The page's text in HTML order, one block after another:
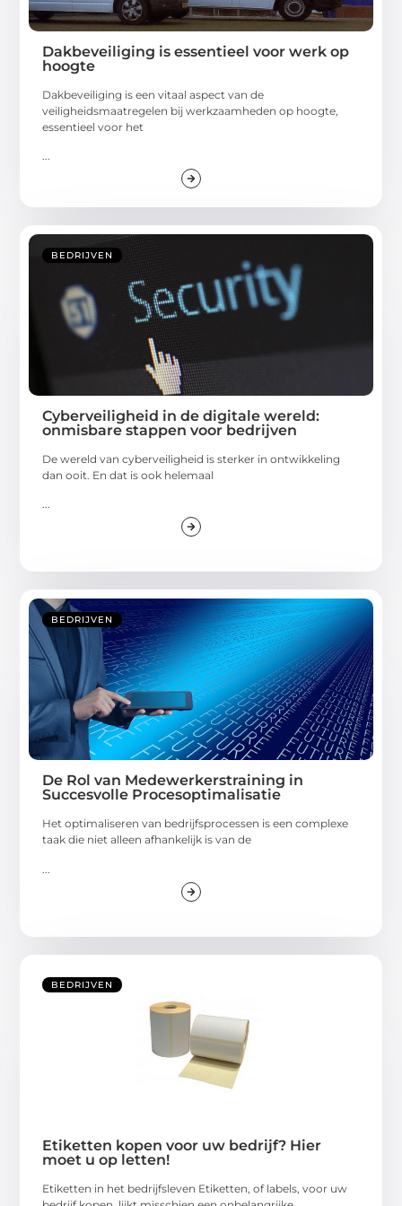
Dakbeveiliging is essentieel voor werk op
hoogte
Dakbeveiliging is een vitaal aspect van de
veiligheidsmaatregelen bij werkzaamheden op hoogte,
essentieel voor het
...
BEDRIJVEN
Cyberveiligheid in de digitale wereld:
onmisbare stappen voor bedrijven
De wereld van cyberveiligheid is sterker in ontwikkeling
dan ooit. En dat is ook helemaal
...
BEDRIJVEN
De Rol van Medewerkerstraining in
Succesvolle Procesoptimalisatie
Het optimaliseren van bedrijfsprocessen is een complexe
taak die niet alleen afhankelijk is van de
BEDRIJVEN
Etiketten kopen voor uw bedrijf? Hier
moet u op letten!
Etiketten in het bedrijfsleven Etiketten, of labels, voor uw